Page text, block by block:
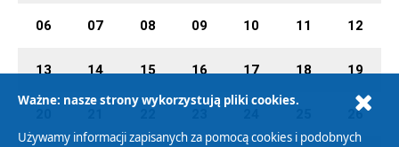
06 07 08 09 10 11 12
13 14 15 16 17 18 19
26
Ważne: nasze strony wykorzystują pliki cookies.
Używamy informacji zapisanych za pomocą cookies i podobnych